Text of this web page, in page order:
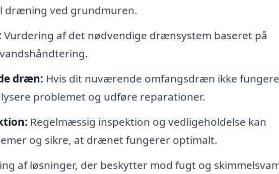
dræning ved grundmuren.
Vurdering af det nødvendige drænsystem baseret på
dræn: Hvis dit nuværende omfangsdræn ikke
problemet og udføre reparationer.
Regelmæssig inspektion og vedligeholdelse kan
og sikre, at drænet fungerer optimalt.
af løsninger, der beskytter mod fugt og